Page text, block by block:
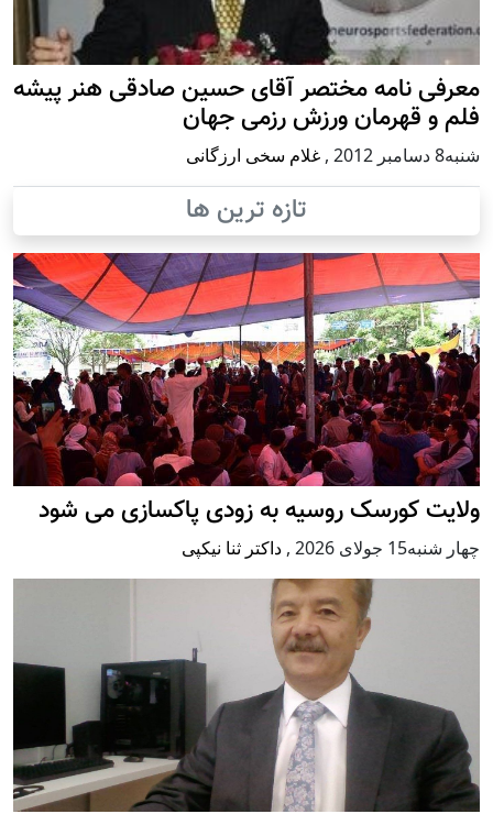
معرفی نامه مختصر آقای حسین صادقی هنر پیشه
فلم و قهرمان ورزش رزمی جهان
شنبه8 دسامبر 2012 , غلام سخی ارزگانی
تازه ترین ها
ولایت کورسک روسیه به زودی پاکسازی می شود
چهار شنبه15 جولای 2026 , داکتر ثنا نیکپی